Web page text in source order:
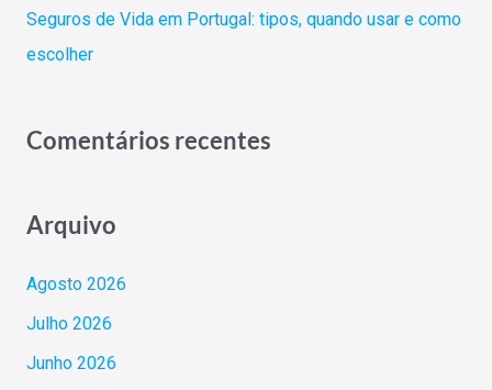
Seguros de Vida em Portugal: tipos, quando usar e como
escolher
Comentários recentes
Arquivo
Agosto 2026
Julho 2026
Junho 2026